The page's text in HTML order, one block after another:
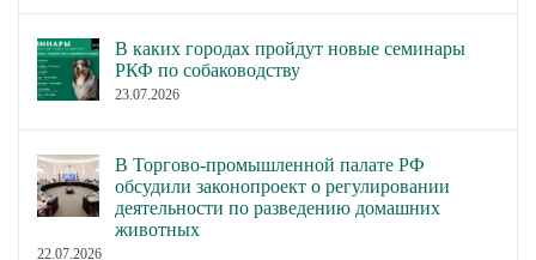
В каких городах пройдут новые семинары
РКФ по собаководству
23.07.2026
В Торгово-промышленной палате РФ
обсудили законопроект о регулировании
деятельности по разведению домашних
животных
22.07.2026